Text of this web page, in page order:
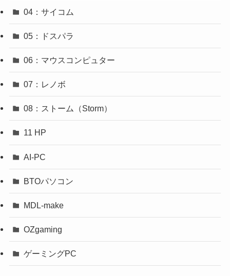
04：サイコム
05：ドスパラ
06：マウスコンピュター
07：レノボ
08：ストーム（Storm）
11 HP
AI-PC
BTOパソコン
MDL-make
OZgaming
ゲーミングPC